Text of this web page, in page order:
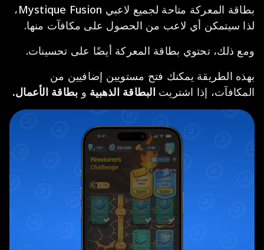
بطاقة المعركة متاحة لجميع لاعبي Mystique Fusion،
لذا سيتمكن أي لاعب من الحصول على مكافآت منها.
ومع ذلك، تحتوي بطاقة المعركة أيضًا على تحسينات.
بهذه الطريقة يمكنك فتح مستويين إضافيين من
المكافآت، إذا اشتريت البطاقة الذهبية و بطاقة الأعمال.